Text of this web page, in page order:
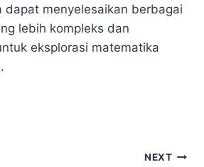
dapat menyelesaikan berbagai
lebih kompleks dan
eksplorasi matematika
NEXT